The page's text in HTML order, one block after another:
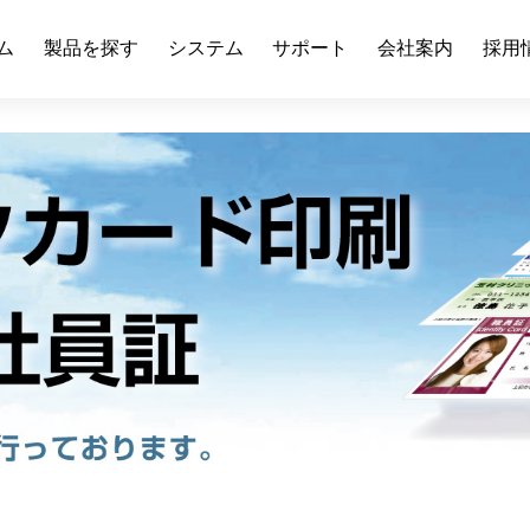
製品を探す システム サポート 会社案内 採用